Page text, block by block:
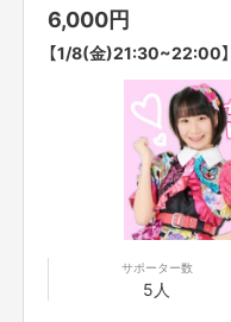
6,000円
【1/8(金)21:30~22:00
サポーター数
5人